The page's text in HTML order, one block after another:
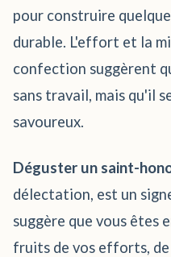
pour construire
durable. L'effort et la
confection suggèrent
sans travail, mais qu'il
savoureux.
Déguster un saint-
délectation, est un
suggère que vous êtes
fruits de vos efforts,